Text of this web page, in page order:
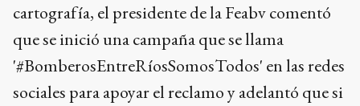
cartografía, el presidente de la Feabv comentó
que se inició una campaña que se llama
'‪#‎BomberosEntreRíosSomosTodos' en las redes
sociales para apoyar el reclamo y adelantó que si